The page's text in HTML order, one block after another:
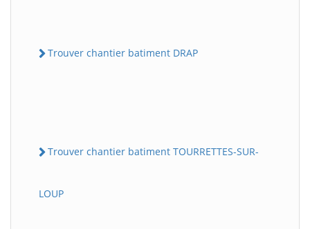
Trouver chantier batiment DRAP
Trouver chantier batiment TOURRETTES-SUR-
LOUP